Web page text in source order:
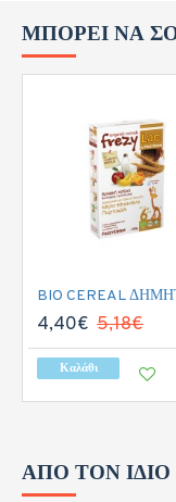
ΜΠΟΡΕΊ ΝΑ
4,40€ 5,18€
Καλάθι
ΑΠΌ ΤΟΝ